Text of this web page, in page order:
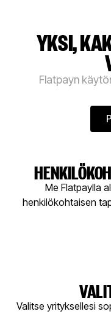
YKSI,
Flatpayn
Me Flatpaylla
henkilökohtaisen
Valitse yrityksellesi